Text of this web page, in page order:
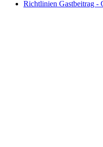
Richtlinien Gastbeitrag -